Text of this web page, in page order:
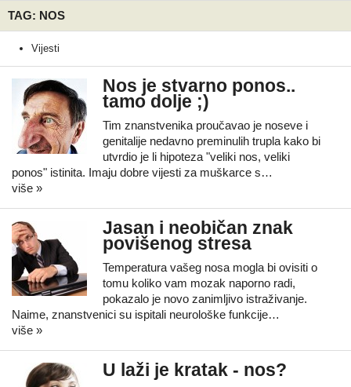
TAG: NOS
Vijesti
Nos je stvarno ponos..
tamo dolje ;)
Tim znanstvenika proučavao je noseve i
genitalije nedavno preminulih trupla kako bi
utvrdio je li hipoteza "veliki nos, veliki
ponos" istinita. Imaju dobre vijesti za muškarce s…
više »
Jasan i neobičan znak
povišenog stresa
Temperatura vašeg nosa mogla bi ovisiti o
tomu koliko vam mozak naporno radi,
pokazalo je novo zanimljivo istraživanje.
Naime, znanstvenici su ispitali neurološke funkcije…
više »
U laži je kratak - nos?